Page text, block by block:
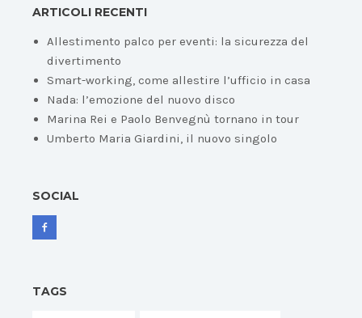
ARTICOLI RECENTI
Allestimento palco per eventi: la sicurezza del
divertimento
Smart-working, come allestire l’ufficio in casa
Nada: l’emozione del nuovo disco
Marina Rei e Paolo Benvegnù tornano in tour
Umberto Maria Giardini, il nuovo singolo
SOCIAL
TAGS